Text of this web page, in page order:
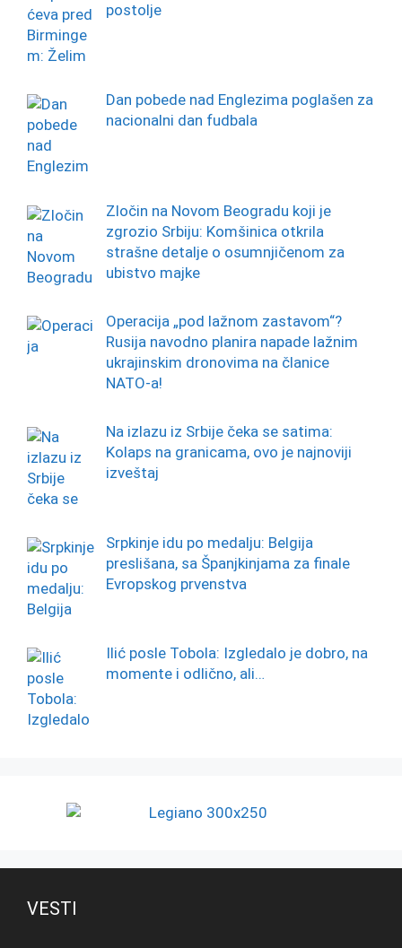
postolje
Dan pobede nad Englezima poglašen za
nacionalni dan fudbala
Zločin na Novom Beogradu koji je
zgrozio Srbiju: Komšinica otkrila
strašne detalje o osumnjičenom za
ubistvo majke
Operacija „pod lažnom zastavom“?
Rusija navodno planira napade lažnim
ukrajinskim dronovima na članice
NATO-a!
Na izlazu iz Srbije čeka se satima:
Kolaps na granicama, ovo je najnoviji
izveštaj
Srpkinje idu po medalju: Belgija
preslišana, sa Španjkinjama za finale
Evropskog prvenstva
Ilić posle Tobola: Izgledalo je dobro, na
momente i odlično, ali…
VESTI